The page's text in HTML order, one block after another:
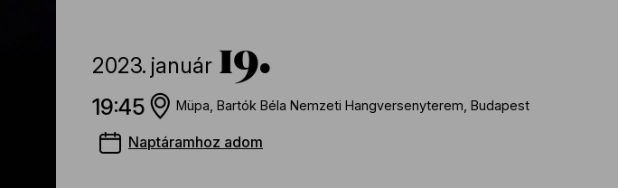
2023. január 19
19:45 Müpa, Bartók Béla Nemzeti Hangversenyterem, Budapest
Naptáramhoz adom